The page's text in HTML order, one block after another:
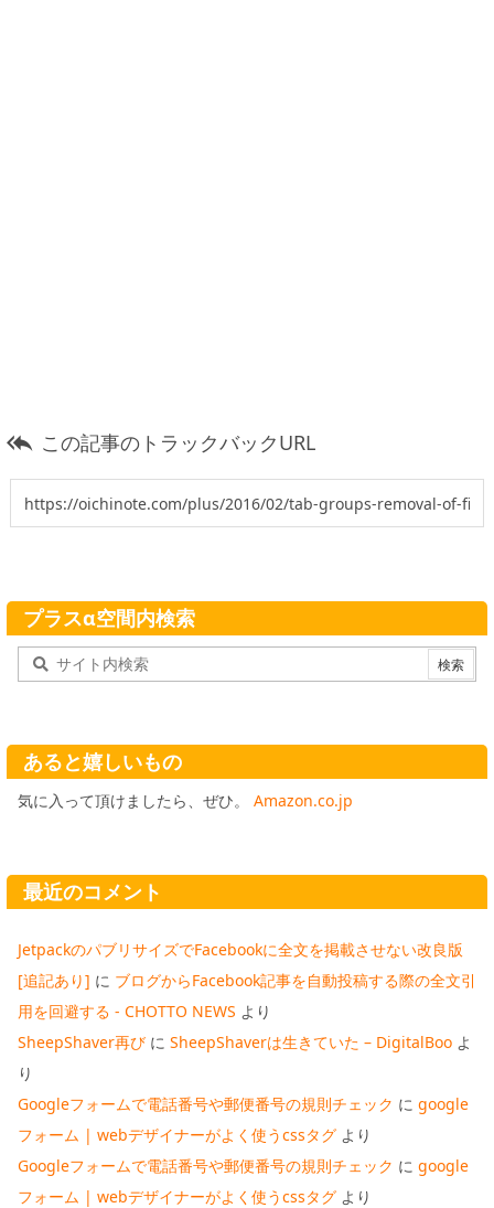
 この記事のトラックバックURL
プラスα空間内検索
あると嬉しいもの
気に入って頂けましたら、ぜひ。 Amazon.co.jp
最近のコメント
JetpackのパブリサイズでFacebookに全文を掲載させない改良版
[追記あり] に ブログからFacebook記事を自動投稿する際の全文引
用を回避する - CHOTTO NEWS より
SheepShaver再び に SheepShaverは生きていた – DigitalBoo よ
り
Googleフォームで電話番号や郵便番号の規則チェック に google
フォーム | webデザイナーがよく使うcssタグ より
Googleフォームで電話番号や郵便番号の規則チェック に google
フォーム | webデザイナーがよく使うcssタグ より